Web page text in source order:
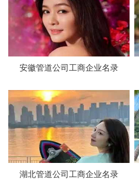
安徽管道公司工商企业名录
湖北管道公司工商企业名录